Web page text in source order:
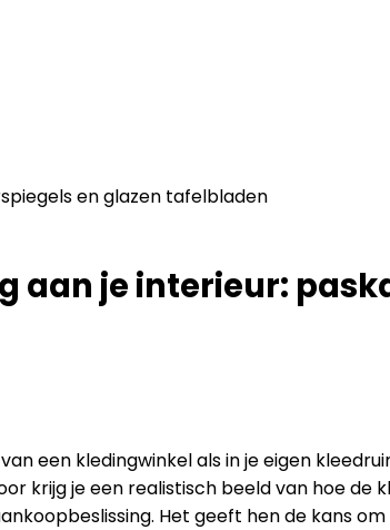
aan je interieur:
van een kledingwinkel als in je eigen
krijg je een realistisch beeld van hoe de
Het geeft hen de kans